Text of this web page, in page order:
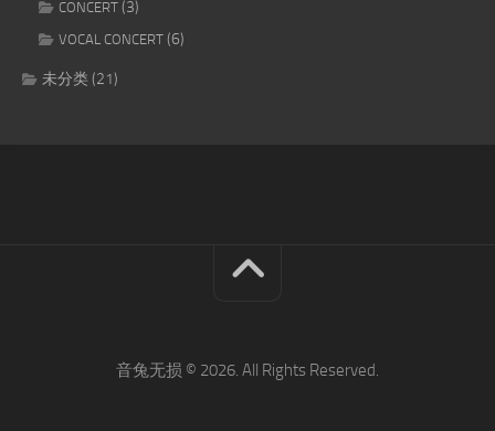
CONCERT (3)
VOCAL CONCERT (6)
未分类(21)
音兔无损 © 2026. All Rights Reserved.